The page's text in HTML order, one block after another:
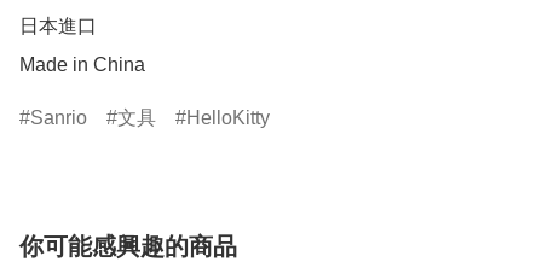
日本進口
Made in China
Sanrio 文具 HelloKitty
你可能感興趣的商品